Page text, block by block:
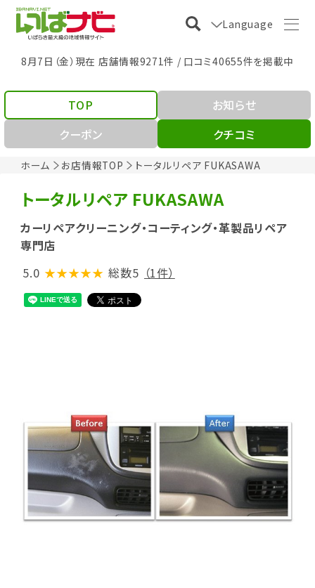
Language
8月7日（金）現在 店舗情報9271件 / 口コミ40655件を掲載中
ホーム お店情報TOP トータルリペア FUKASAWA
TOP
お知らせ
クーポン
クチコミ
トータルリペア FUKASAWA
カーリペアクリーニング・コーティング・革製品リペア
専門店
5.0 ★★★★★ 総数5 （1件）